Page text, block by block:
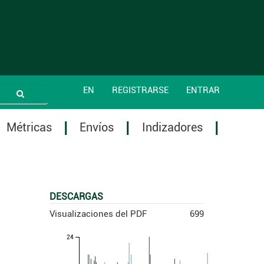
EN REGISTRARSE ENTRAR
Métricas Envíos Indizadores
DESCARGAS
Visualizaciones del PDF 699
24